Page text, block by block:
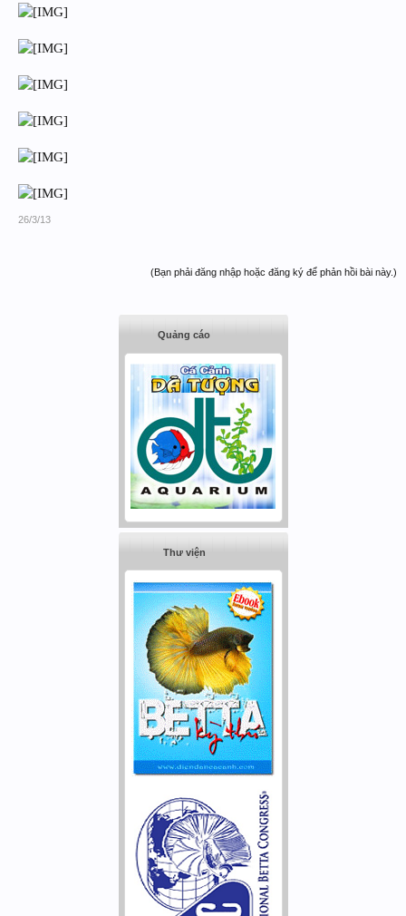
26/3/13
(Bạn phải đăng nhập hoặc đăng ký để phản hồi bài này.)
Quảng cáo
Thư viện